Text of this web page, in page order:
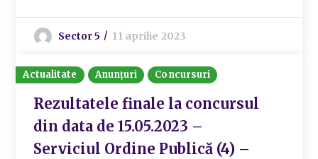
Sector 5 11 aprilie 2023
Actualitate Anunțuri Concursuri
Rezultatele finale la concursul
din data de 15.05.2023 –
Serviciul Ordine Publică (4) –